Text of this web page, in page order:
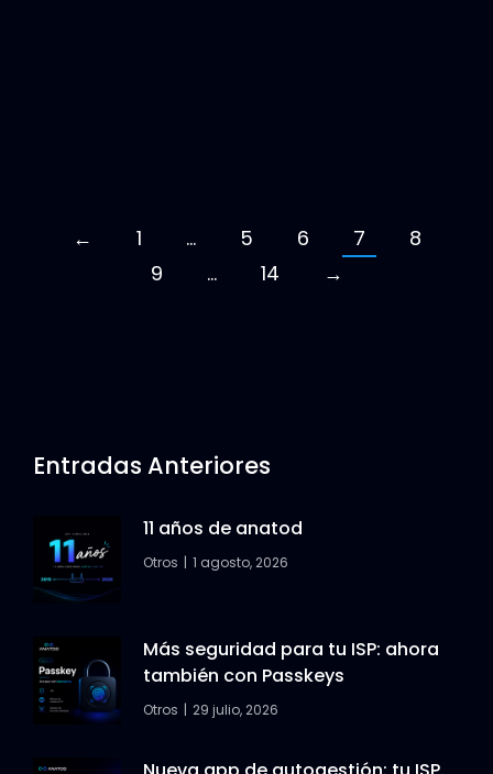
← 1 … 5 6 7
8
9
… 14 →
Entradas Anteriores
11 años de anatod
Otros 1 agosto, 2026
Más seguridad para tu ISP: ahora
también con Passkeys
Otros 29 julio, 2026